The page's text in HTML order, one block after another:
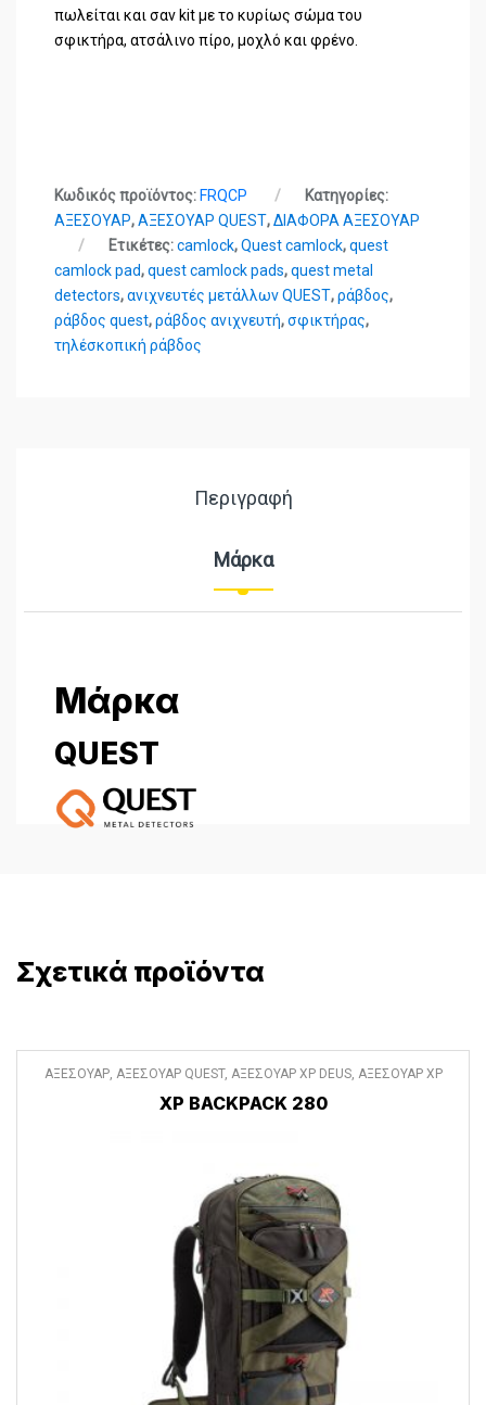
πωλείται και σαν kit με το κυρίως σώμα του
σφικτήρα, ατσάλινο πίρο, μοχλό και φρένο.
Κωδικός προϊόντος: FRQCP
Κατηγορίες:
ΑΞΕΣΟΥΑΡ,ΑΞΕΣΟΥΑΡ QUEST,ΔΙΑΦΟΡΑ ΑΞΕΣΟΥΑΡ
Ετικέτες:camlock,Quest camlock,quest
camlock pad,quest camlock pads,quest metal
detectors,ανιχνευτές μετάλλων QUEST,ράβδος,
ράβδος quest,ράβδος ανιχνευτή,σφικτήρας,
τηλέσκοπική ράβδος
Περιγραφή
Μάρκα
Μάρκα
QUEST
Σχετικά προϊόντα
ΑΞΕΣΟΥΑΡ, ΑΞΕΣΟΥΑΡ QUEST, ΑΞΕΣΟΥΑΡ XP DEUS, ΑΞΕΣΟΥΑΡ XP
XP BACKPACK 280